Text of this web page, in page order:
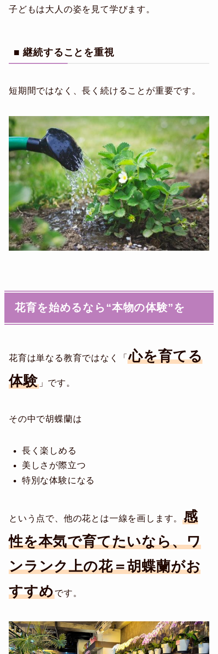
子どもは大人の姿を見て学びます。
■ 継続することを重視
短期間ではなく、長く続けることが重要です。
花育を始めるなら “本物の体験”を
花育は単なる教育ではなく「心を育てる
体験」です。
その中で胡蝶蘭は
長く楽しめる
美しさが際立つ
特別な体験になる
という点で、他の花とは一線を画します。感
性を本気で育てたいなら、ワ
ンランク上の花＝胡蝶蘭がお
すすめです。